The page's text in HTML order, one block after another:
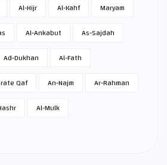
Al-Hijr Al-Kahf
Maryam
Al-Ankabut
As-Sajdah
Ad-Dukhan
Al-Fath
Qaf An-Najm
Ar-Rahman
Al-Mulk